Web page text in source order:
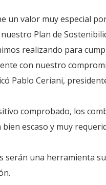
un valor muy especial
Plan de
realizando para
con nuestro
Pablo Ceriani,
comprobado, los
escaso y muy
serán una herramienta